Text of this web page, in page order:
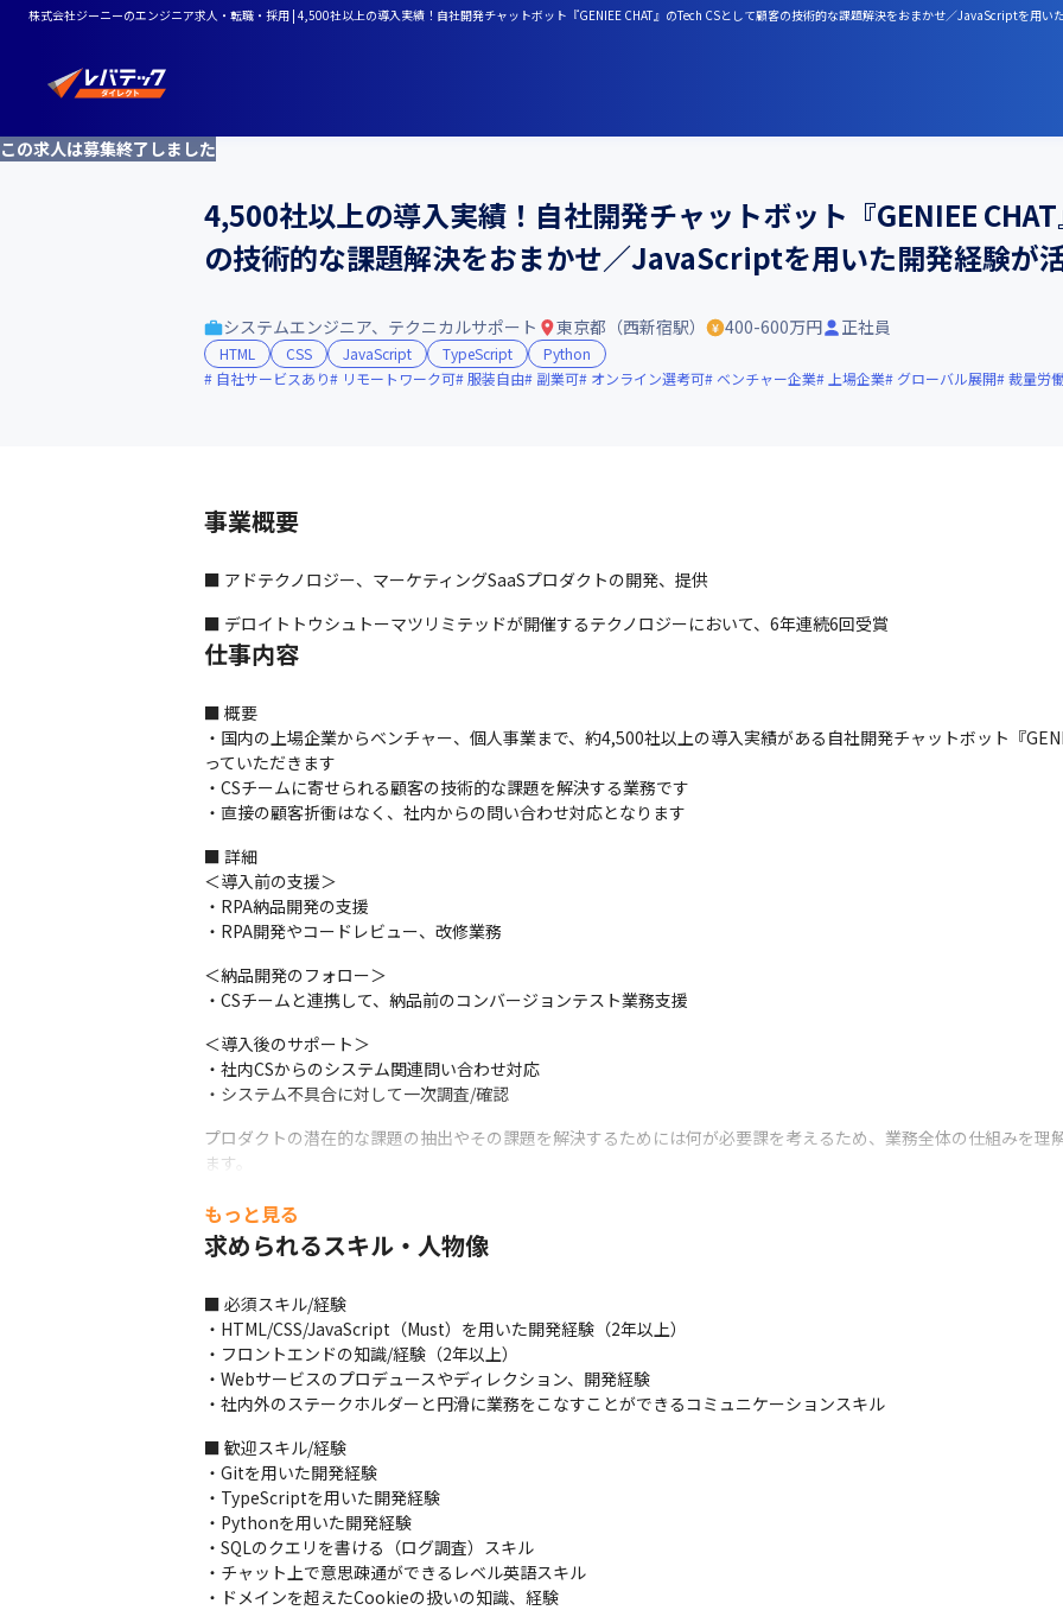
株式会社ジーニーのエンジニア求人・転職・採用 | 4,500社以上の導入実績！自社開発チャットボット『GENIEE CHAT』のTech CSとして顧客の技術的な課題解決をおまかせ／JavaScriptを用い
この求人は募集終了しました
4,500社以上の導入実績！自社開発チャットボット『GENIEE
の技術的な課題解決をおまかせ／JavaScriptを用いた開発経験が
システムエンジニア、テクニカルサポート 東京都（西新宿駅） 400-600万円 正社員
HTML CSS JavaScript TypeScript
Python
自社サービスあり
リモートワーク可 服装自由 副業可 オンライン選考可 ベンチャー企業 上場企業 グローバル展開 裁量労
事業概要
■ アドテクノロジー、マーケティングSaaSプロダクトの開発、提供
■ デロイトトウシュトーマツリミテッドが開催するテクノロジーにおいて、6年連続6回受賞
仕事内容
■ 概要
・国内の上場企業からベンチャー、個人事業まで、約4,500社以上の導入実績がある自社開発チャットボット『
っていただきます
・CSチームに寄せられる顧客の技術的な課題を解決する業務です
・直接の顧客折衝はなく、社内からの問い合わせ対応となります
■ 詳細
＜導入前の支援＞
・RPA納品開発の支援
・RPA開発やコードレビュー、改修業務
＜納品開発のフォロー＞
・CSチームと連携して、納品前のコンバージョンテスト業務支援
＜導入後のサポート＞
・社内CSからのシステム関連問い合わせ対応
・システム不具合に対して一次調査/確認
プロダクトの潜在的な課題の抽出やその課題を解決するためには何が必要課を考えるため、業務全体の仕組みを理
ます。
ます。
＜『GENIEE CHAT』とは＞
始以降、4,500社を超える企業へ導入し、誰もが使いやすいユーザーインターフェースで、One to One マーケティ
2021年8月に直感的な操作でLINE/Facebookボットの作成ができるREACT社を買収し『Chamo』との統合を図り
実施し、『Chamo』から『GENIEE CHAT』としてUI/UXを刷新しました。
顧客データを蓄積する「カスタマー 管理機能」、キャンバス形式の直感的な操作でチャットボットを作成できる 「
機能」を新たに搭載しました。 当社はオンライン対応の拡充や工数削減など、クライアントのCX向上に向けた戦略
もっと見る
求められるスキル・人物像
■ 必須スキル/経験
・HTML/CSS/JavaScript（Must）を用いた開発経験（2年以上）
・フロントエンドの知識/経験（2年以上）
・Webサービスのプロデュースやディレクション、開発経験
・社内外のステークホルダーと円滑に業務をこなすことができるコミュニケーションスキル
■ 歓迎スキル/経験
・Gitを用いた開発経験
・TypeScriptを用いた開発経験
・Pythonを用いた開発経験
・SQLのクエリを書ける（ログ調査）スキル
・チャット上で意思疎通ができるレベル英語スキル
・ドメインを超えたCookieの扱いの知識、経験